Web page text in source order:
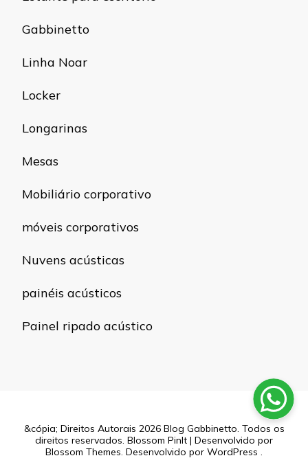
Gabbinetto
Linha Noar
Locker
Longarinas
Mesas
Mobiliário corporativo
móveis corporativos
Nuvens acústicas
painéis acústicos
Painel ripado acústico
&cópia; Direitos Autorais 2026 Blog Gabbinetto. Todos os
direitos reservados. Blossom PinIt | Desenvolvido por
Blossom Themes. Desenvolvido por WordPress .